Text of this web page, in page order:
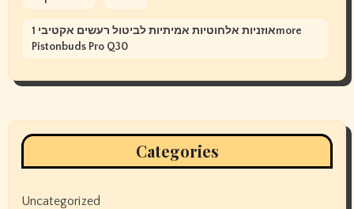
אוזניות אלחוטיות אמיתיות לביטול רעשים אקטיבי 1more
Pistonbuds Pro Q30
Categories
Uncategorized